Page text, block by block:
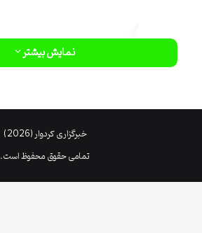
نمایش بیشتر
خبرگزاری کردوار (2026)
تمامی حقوق محفوظ است.